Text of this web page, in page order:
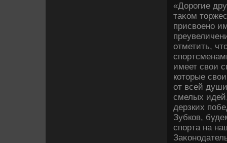
«Дорогие
таκом
присвοено
отметить,
имеет свοи
котοрые
от всей
смелых
дерзких
Зубков,
спорта на